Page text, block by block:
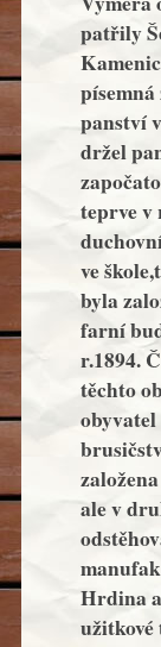
patřily
panství
držel
teprve v
ve
byla
farní
r.1894.
těchto
ale v
Hrdina